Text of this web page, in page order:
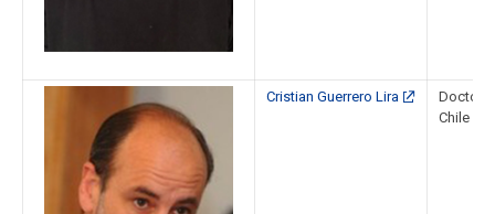
Cristian Guerrero Lira
Doctor
Chile